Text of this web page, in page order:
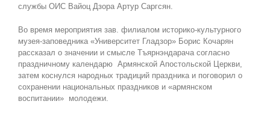
службы ОИС Вайоц Дзора Артур Саргсян.
Во время мероприятия зав. филиалом историко-культурного
музея-заповедника «Университет Гладзор» Борис Кочарян
рассказал о значении и смысле Тъярнэндарача согласно
праздничному календарю Армянской Апостольской Церкви,
затем коснулся народных традиций праздника и поговорил о
сохранении национальных праздников и «армянском
воспитании» молодежи.